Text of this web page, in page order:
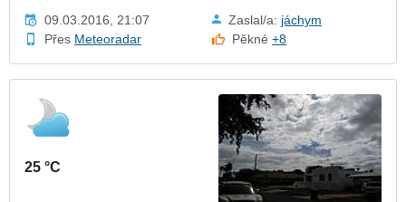
09.03.2016, 21:07 Zaslal/a: jáchym
Přes Meteoradar Pěkné+8
25 °C